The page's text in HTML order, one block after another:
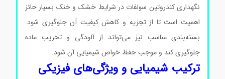
نگهداری کندروتین سولفات در شرایط خشک و خنک بسیار حائز
اهمیت است تا از تجزیه و کاهش کیفیت آن جلوگیری شود.
بسته‌بندی مناسب نیز می‌تواند از آلودگی و تخریب ماده
جلوگیری کند و موجب حفظ خواص شیمیایی آن شود.
ترکیب شیمیایی و ویژگی‌های فیزیکی